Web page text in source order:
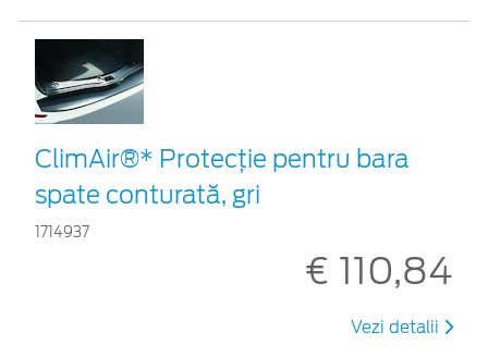
ClimAir®* Protecţie pentru bara
spate conturată, gri
1714937
€ 110,84
Vezi detalii